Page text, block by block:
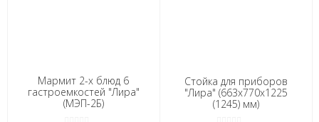
Мармит 2-х блюд 6
гастроемкостей "Лира"
(МЭП-2Б)
Стойка для приборов
"Лира" (663х770х1225
(1245) мм)